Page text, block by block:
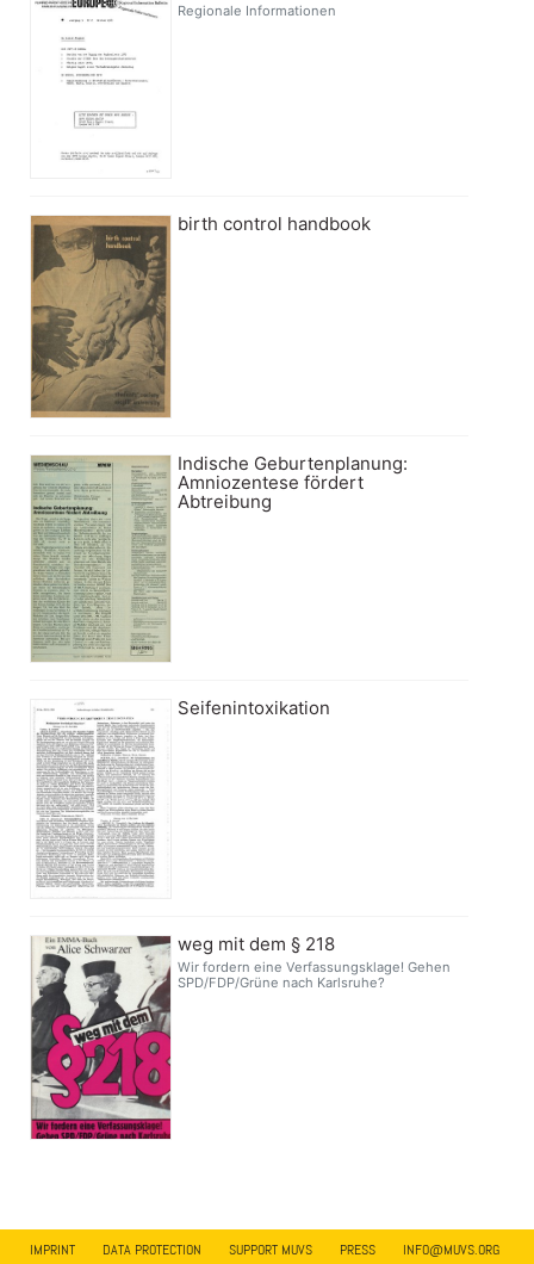
Regionale Informationen
birth control handbook
Indische Geburtenplanung:
Amniozentese fördert
Abtreibung
Seifenintoxikation
weg mit dem § 218
Wir fordern eine Verfassungsklage! Gehen
SPD/FDP/Grüne nach Karlsruhe?
IMPRINT DATA PROTECTION SUPPORT MUVS PRESS INFO@MUVS.ORG